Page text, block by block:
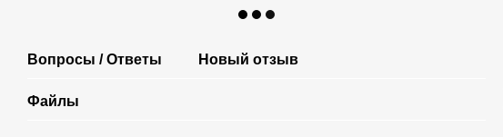
Вопросы / Ответы Новый отзыв
Файлы